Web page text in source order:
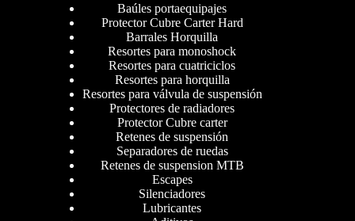
Baúles portaequipajes
Protector Cubre Carter Hard
Barrales Horquilla
Resortes para monoshock
Resortes para cuatriciclos
Resortes para horquilla
Resortes para válvula de suspensión
Protectores de radiadores
Protector Cubre carter
Retenes de suspensión
Separadores de ruedas
Retenes de suspension MTB
Escapes
Silenciadores
Lubricantes